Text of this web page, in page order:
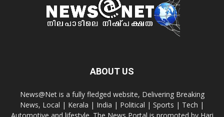
ABOUT US
News@Net is a fully fledged website, Delivering Breaking
News, Local | Kerala | India | Political | Sports | Tech |